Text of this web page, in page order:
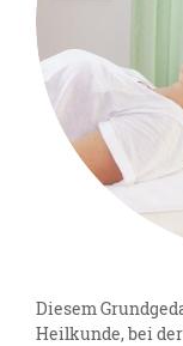
Diesem
Heilkunde, bei